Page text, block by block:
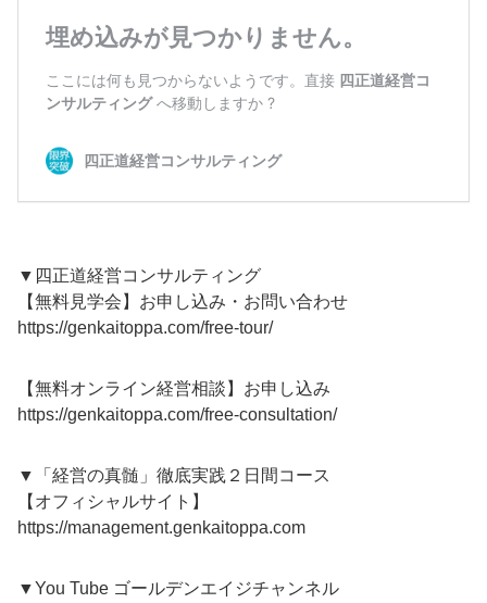
▼四正道経営コンサルティング
【無料見学会】お申し込み・お問い合わせ
https://genkaitoppa.com/free-tour/
【無料オンライン経営相談】お申し込み
https://genkaitoppa.com/free-consultation/
▼「経営の真髄」徹底実践２日間コース
【オフィシャルサイト】
https://management.genkaitoppa.com
▼You Tube ゴールデンエイジチャンネル